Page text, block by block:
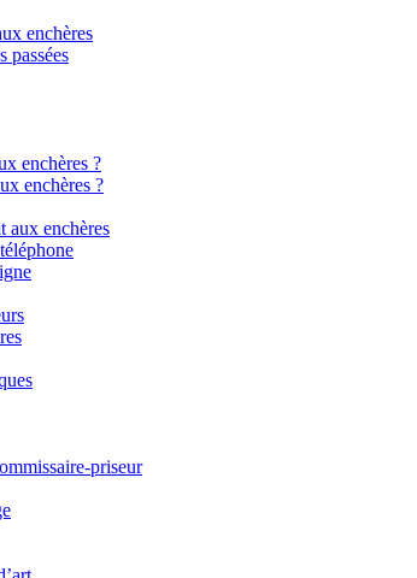
enchères
passées
enchères ?
enchères ?
aux enchères
priseur